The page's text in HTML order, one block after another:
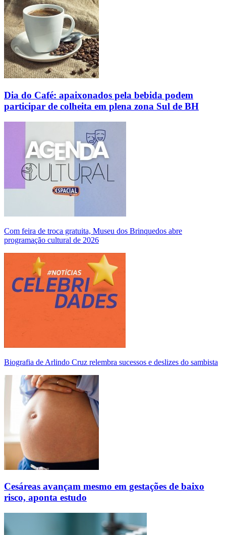
Dia do Café: apaixonados pela bebida podem
participar de colheita em plena zona Sul de BH
Com feira de troca gratuita, Museu dos Brinquedos abre
programação cultural de 2026
Biografia de Arlindo Cruz relembra sucessos e deslizes do sambista
Cesáreas avançam mesmo em gestações de baixo
risco, aponta estudo